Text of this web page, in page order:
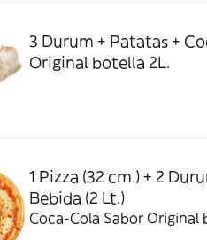
3 Durum + Patatas +
Original botella 2L.
1 Pizza (32 cm.) + 2
Bebida (2 Lt.)
Coca-Cola Sabor Original